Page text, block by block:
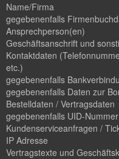
Name/Firma
gegebenenfalls
Ansprechperson(en)
Geschäftsanschrift und
Kontaktdaten
etc.)
gegebenenfalls
gegebenenfalls Daten zur
Bestelldaten / Vertragsdaten
gegebenenfalls UID-Nummer
Kundenserviceanfragen /
IP Adresse
Vertragstexte und